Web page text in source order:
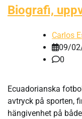
Biografi,
Carlos
09/
0
Ecuadorianska
avtryck på sporten,
hängivenhet på